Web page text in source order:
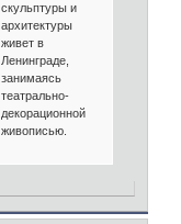
скульптуры и
архитектуры
живет в
Ленинграде,
занимаясь
театрально-
декорационной
живописью.